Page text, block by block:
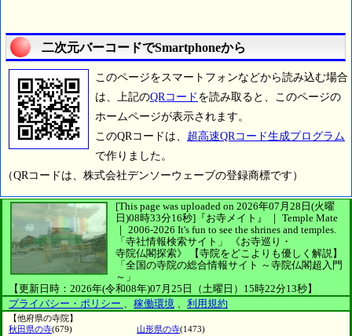
二次元バーコードでSmartphoneから
このページをスマートフォンなどから読み込む場合
は、上記のQRコード を読み取ると、このページの
ホームページが表示されます。
このQRコードは、 超高速QRコード生成プログラム
で作りました。
（QRコードは、株式会社デンソーウェーブの登録商標です）
[This page was uploaded on 2026年07月28日(火曜
日)08時33分16秒] 『お寺メイト』 ｜ Temple Mate
｜ 2006-2026 It's fun to see the shrines and temples.
「寺社情報検索サイト」
《お寺巡り・
寺院仏閣探索》
【寺院をどこよりも優しく解説】
「全国の寺院の総合情報サイト ～寺院仏閣超入門
～」
【更新日時：2026年(令和08年)07月25日（土曜日）15時22分13秒】
プライバシー・ポリシー 、 稼働環境 、 利用規約
【他府県の寺院】
秋田県の寺(679) 山形県の寺(1473)